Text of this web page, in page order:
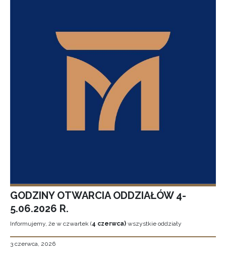
GODZINY OTWARCIA ODDZIAŁÓW 4-
5.06.2026 R.
Informujemy, że w czwartek (4 czerwca) wszystkie oddziały
3 czerwca, 2026